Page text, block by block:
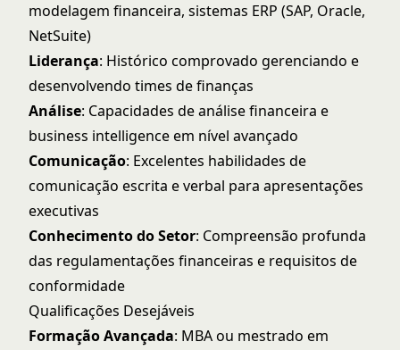
modelagem financeira, sistemas ERP (SAP, Oracle,
NetSuite)
Liderança: Histórico comprovado gerenciando e
desenvolvendo times de finanças
Análise: Capacidades de análise financeira e
business intelligence em nível avançado
Comunicação: Excelentes habilidades de
comunicação escrita e verbal para apresentações
executivas
Conhecimento do Setor: Compreensão profunda
das regulamentações financeiras e requisitos de
conformidade
Qualificações Desejáveis
Formação Avançada: MBA ou mestrado em